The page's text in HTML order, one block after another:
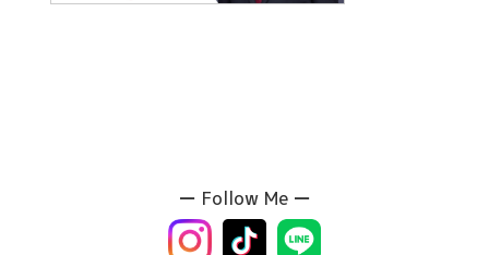
ー Follow Me ー